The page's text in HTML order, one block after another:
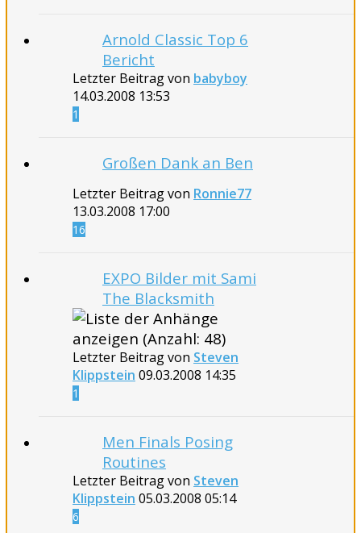
Arnold Classic Top 6
Bericht
Letzter Beitrag von babyboy
14.03.2008 13:53
1
Großen Dank an Ben
Letzter Beitrag von Ronnie77
13.03.2008 17:00
16
EXPO Bilder mit Sami
The Blacksmith
Letzter Beitrag von Steven
Klippstein 09.03.2008 14:35
1
Men Finals Posing
Routines
Letzter Beitrag von Steven
Klippstein 05.03.2008 05:14
6